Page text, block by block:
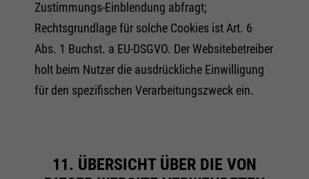
Zustimmungs-Einblendung abfragt;
Rechtsgrundlage für solche Cookies ist Art. 6
Abs. 1 Buchst. a EU-DSGVO. Der Websitebetreiber
holt beim Nutzer die ausdrückliche Einwilligung
für den spezifischen Verarbeitungszweck ein.
11. ÜBERSICHT ÜBER DIE VON